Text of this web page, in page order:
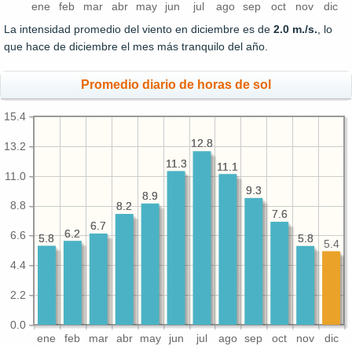
ene feb mar abr may jun jul ago sep oct nov dic
La intensidad promedio del viento en diciembre es de 2.0 m./s., lo
que hace de diciembre el mes más tranquilo del año.
Promedio diario de horas de sol
ene feb mar abr may jun jul ago sep oct nov dic
0.0
2.2
4.4
6.6
8.8
11.0
13.2
15.4
5.8
7.6
9.3
11.1
12.8
11.3
8.9
8.2
6.7
6.2
5.8 5.4
5.8
7.6
9.3
11.1
12.8
11.3
8.9
8.2
6.7
6.2
5.8